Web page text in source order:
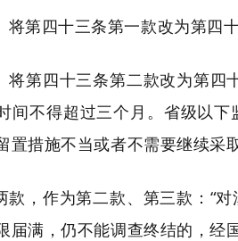
将第四十三条第一款改为第四
将第四十三条第二款改为第四
间不得超过三个月。省级以
置措施不当或者不需要继续采
款，作为第二款、第三款：“
届满，仍不能调查终结的，经